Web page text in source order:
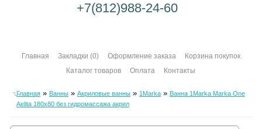
+7(812)988-24-60
Главная Закладки (0) Оформление заказа
Корзина покупок
Каталог товаров
Оплата Контакты
Главная» Ванны» Акриловые ванны» 1Marka» Ванна 1Marka Marka One
Aelita 180х80 без гидромассажа акрил